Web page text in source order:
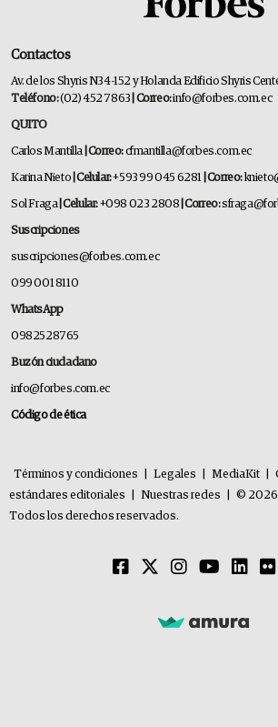
Contactos
Av. de los Shyris N34-152 y Holanda Edificio Shyris
Teléfono:(02) 452 7863 | Correo:info@forbes.com.ec
QUITO
Carlos Mantilla | Correo:cfmantilla@forbes.com.ec
Karina Nieto | Celular:+593 99 045 6281 | Correo:
Sol Fraga| Celular:+098 023 2808 | Correo:
Suscripciones
suscripciones@forbes.com.ec
099 001 8110
WhatsApp
0982528765
Buzón ciudadano
info@forbes.com.ec
Código de ética
Términos y condiciones Legales MediaKit
estándares editoriales
Nuestras redes
©
Todos los derechos reservados.